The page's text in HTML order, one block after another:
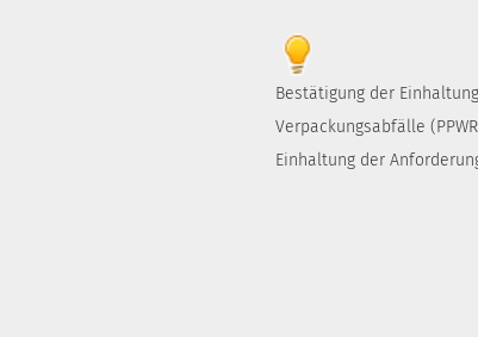
Bestätigung der
Verpackungsabfälle
Einhaltung der